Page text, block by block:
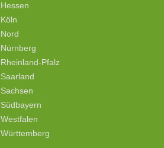
Hessen
Köln
Nord
Nürnberg
Rheinland-Pfalz
Saarland
Sachsen
Südbayern
Westfalen
Württemberg